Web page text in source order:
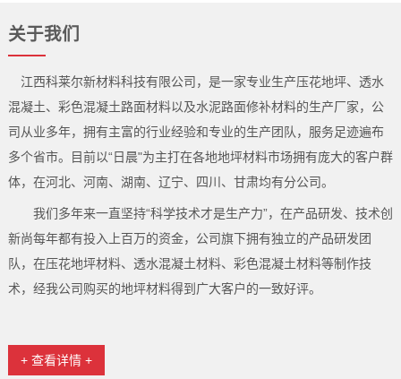
关于我们
江西科莱尔新材料科技有限公司，是一家专业生产压花地坪、透水
混凝土、彩色混凝土路面材料以及水泥路面修补材料的生产厂家，公
司从业多年，拥有主富的行业经验和专业的生产团队，服务足迹遍布
多个省市。目前以“日晨"为主打在各地地坪材料市场拥有庞大的客户群
体，在河北、河南、湖南、辽宁、四川、甘肃均有分公司。
我们多年来一直坚持“科学技术才是生产力”，在产品研发、技术创
新尚每年都有投入上百万的资金，公司旗下拥有独立的产品研发团
队，在压花地坪材料、透水混凝土材料、彩色混凝土材料等制作技
术，经我公司购买的地坪材料得到广大客户的一致好评。
+ 查看详情 +